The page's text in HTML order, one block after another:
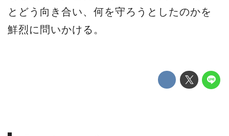
とどう向き合い、何を守ろうとしたのかを
鮮烈に問いかける。